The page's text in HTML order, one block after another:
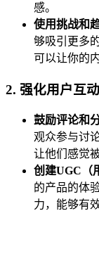
感。
使用挑战和
够吸引更多
可以让你的
2. 强化用户互动
鼓励评论和
观众参与讨
让他们感觉
创建UGC（
的产品的体
力，能够有